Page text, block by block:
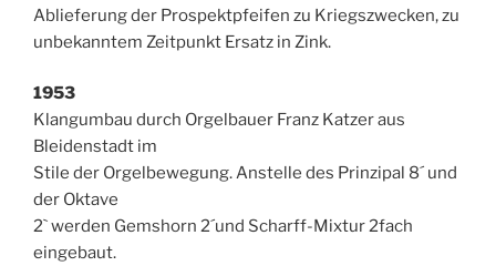
Ablieferung der Prospektpfeifen zu Kriegszwecken, zu
unbekanntem Zeitpunkt Ersatz in Zink.
1953
Klangumbau durch Orgelbauer Franz Katzer aus
Bleidenstadt im
Stile der Orgelbewegung. Anstelle des Prinzipal 8´ und
der Oktave
2` werden Gemshorn 2´und Scharff-Mixtur 2fach
eingebaut.